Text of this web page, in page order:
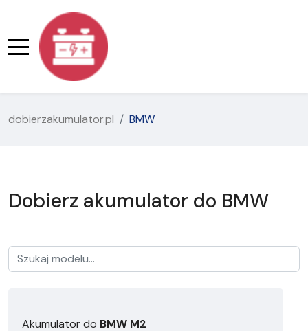
dobierzakumulator.pl BMW
Dobierz akumulator do BMW
Akumulator do BMW M2